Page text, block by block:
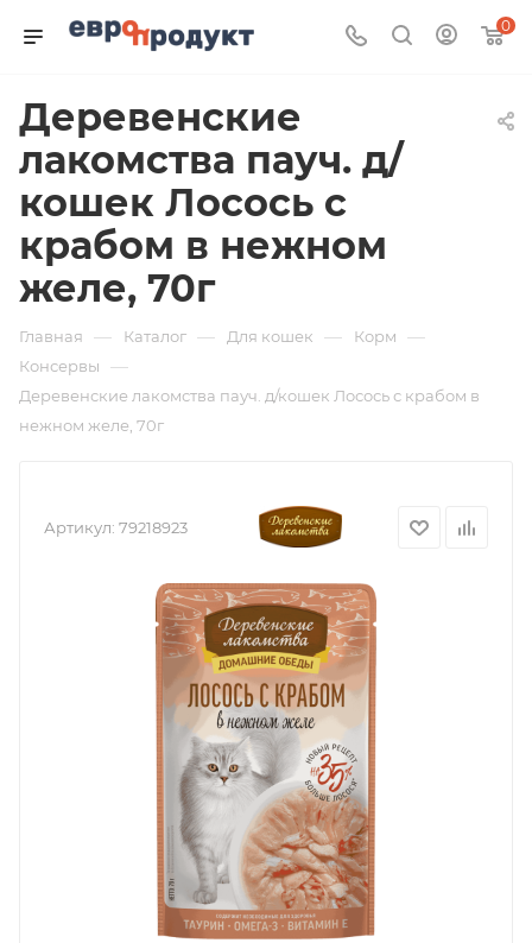
0
Деревенские
лакомства пауч. д/
кошек Лосось с
крабом в нежном
желе, 70г
Главная — Каталог — Для кошек — Корм —
Консервы —
Деревенские лакомства пауч. д/кошек Лосось с крабом в
нежном желе, 70г
Артикул: 79218923